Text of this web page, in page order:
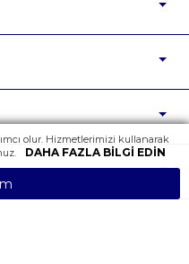
olur. Hizmetlerimizi kullanarak
DAHA FAZLA BILGI EDIN